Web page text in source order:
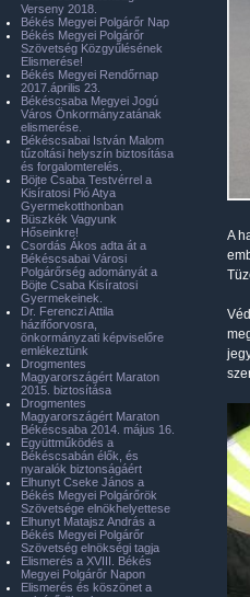
A
Verseny 2018.
Békés Megyei Polgárőr Nap
Békés Megyei Polgárőr
Szövetség Közgyűlésének
Elismerése!
Békés Megyei Rendőrnap
2017.április 23.
Békéscsaba Megyei Jogú
Város Önkormányzatának
elismerése.
Békéscsabai István Malom
tűzoltási helyszín biztosítása
és forgalomterelés.
Böjte Csaba Testvérrel a
Kisíratosi Pió Atya
Gyermekotthonban
Büszkék Vagyunk
Hőseinkre!
Csordás Ákos adta át a
Békéscsabai Városi
Polgárőrség adományát a
Böjte Csaba Kisíratosi
Gyermekeinek.
Dr. Ferenczi Attila
házifőorvosra,
önkormányzati képviselőre
emlékeztünk
Drogmentes
Magyarországért Maraton
2015. biztosítása
Drogmentes
Magyarországért Maraton
Békéscsaba 2014. május 16.
Együttműködés a
Békéscsabán élők, és
nyaralók biztonságáért
Elhunyt Cseke János a
Békés Megyei Polgárőrök
Szövetsége elnökhelyettese
Elhunyt Matajsz András a
Békés Megyei Polgárőr
Szövetség elnökségi tagja
Elismerés a XVIII. Békés
Megyei Polgárőr Napon
Elismerés és köszönet a